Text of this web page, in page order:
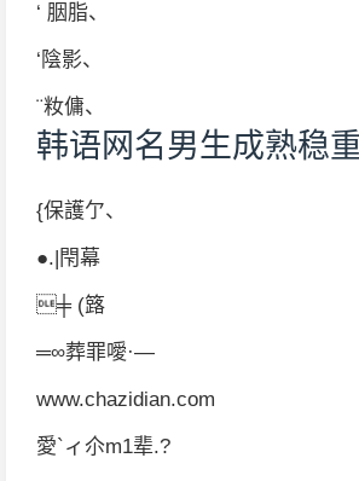
‘ 胭脂、
‘陰影、
¨籹傭、
韩语网名男生成熟稳
{保護亇、
●.|閇幕
╪ (簬
═∞葬罪噯·—
www.chazidian.com
愛`ィ尒m1辈.?